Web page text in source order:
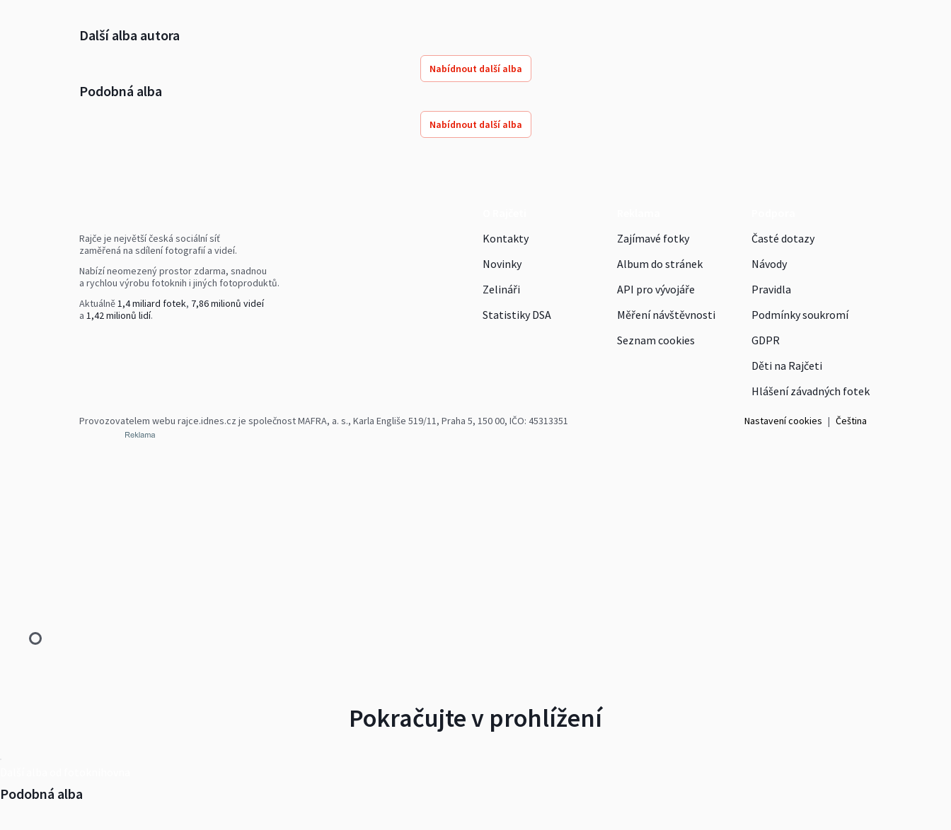
Další alba autora
Nabídnout další alba
Podobná alba
Nabídnout další alba
Rajče je největší česká sociální síť
zaměřená na sdílení fotografií a videí.
Nabízí neomezený prostor zdarma, snadnou
a rychlou výrobu fotoknih i jiných fotoproduktů.
Aktuálně1,4 miliard fotek, 7,86 milionů videí
a 1,42 milionů lidí.
Kontakty
Novinky
Zelináři
Statistiky DSA
Zajímavé fotky
Album do stránek
API pro vývojáře
Měření návštěvnosti
Seznam cookies
Časté dotazy
Návody
Pravidla
Podmínky soukromí
GDPR
Děti na Rajčeti
Hlášení závadných fotek
Provozovatelem webu rajce.idnes.cz je společnost MAFRA, a. s., Karla Engliše 519/11, Praha 5, 150 00, IČO: 45313351 Nastavení cookies | Čeština
Pokračujte v prohlížení
Podobná alba